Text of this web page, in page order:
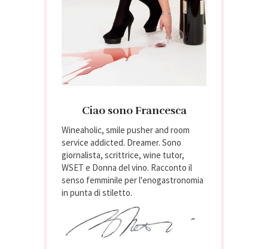
Ciao sono Francesca
Wineaholic, smile pusher and room
service addicted. Dreamer. Sono
giornalista, scrittrice, wine tutor,
WSET e Donna del vino. Racconto il
senso femminile per l'enogastronomia
in punta di stiletto.